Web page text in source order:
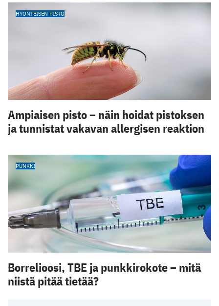
HYÖNTEISEN PISTO
Ampiaisen pisto – näin hoidat pistoksen
ja tunnistat vakavan allergisen reaktion
PUNKKI
Borrelioosi, TBE ja punkkirokote – mitä
niistä pitää tietää?